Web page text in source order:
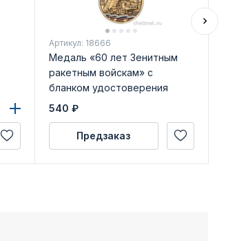
Артикул: 18666
Медаль «60 лет Зенитным
ракетным войскам» с
бланком удостоверения
540 ₽
Предзаказ